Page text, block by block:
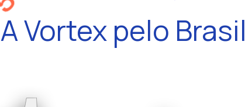
A Vortex pelo Brasil